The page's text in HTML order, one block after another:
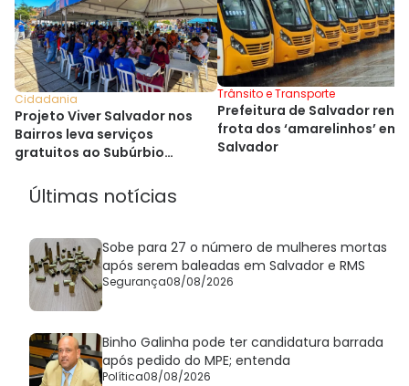
Cidadania
Projeto Viver Salvador nos
Bairros leva serviços
gratuitos ao Subúrbio
Trânsito e Transporte
Prefeitura de Salvador
frota dos ‘amarelinhos’ em
Salvador
Últimas notícias
Sobe para 27 o número de mulheres mortas
após serem baleadas em Salvador e RMS
Segurança08/08/2026
Binho Galinha pode ter candidatura barrada
após pedido do MPE; entenda
Política08/08/2026